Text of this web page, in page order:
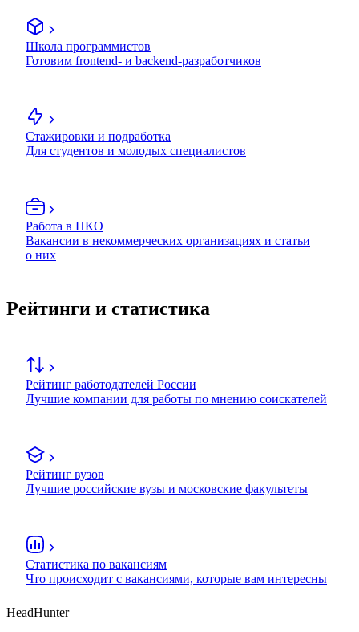
Школа программистов
Готовим frontend- и backend-разработчиков
Стажировки и подработка
Для студентов и молодых специалистов
Работа в НКО
Вакансии в некоммерческих организациях и статьи
о них
Рейтинги и статистика
Рейтинг работодателей России
Лучшие компании для работы по мнению соискателей
Рейтинг вузов
Лучшие российские вузы и московские факультеты
Статистика по вакансиям
Что происходит с вакансиями, которые вам интересны
HeadHunter